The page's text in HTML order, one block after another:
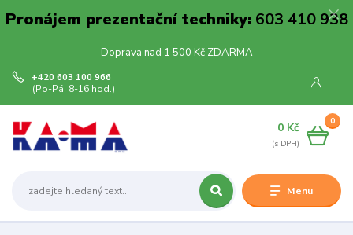
Pronájem prezentační techniky:603 410 938
Doprava nad 1 500 Kč ZDARMA
Menu
+420 603 100 966
(Po-Pá, 8-16 hod.)
0
0 Kč